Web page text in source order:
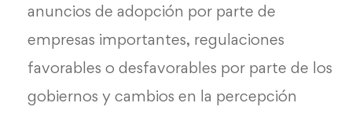
anuncios de adopción por parte de
empresas importantes, regulaciones
favorables o desfavorables por parte de los
gobiernos y cambios en la percepción